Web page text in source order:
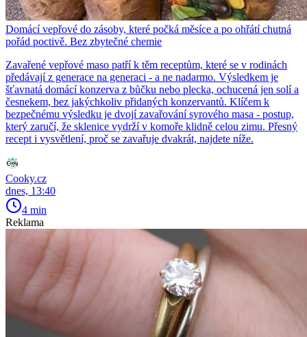
Domácí vepřové do zásoby, které počká měsíce a po ohřátí chutná
pořád poctivě. Bez zbytečné chemie
Zavařené vepřové maso patří k těm receptům, které se v rodinách
předávají z generace na generaci - a ne nadarmo. Výsledkem je
šťavnatá domácí konzerva z bůčku nebo plecka, ochucená jen solí a
česnekem, bez jakýchkoliv přidaných konzervantů. Klíčem k
bezpečnému výsledku je dvojí zavařování syrového masa - postup,
který zaručí, že sklenice vydrží v komoře klidně celou zimu. Přesný
recept i vysvětlení, proč se zavařuje dvakrát, najdete níže.
Cooky.cz
dnes, 13:40
4 min
Reklama